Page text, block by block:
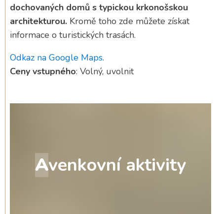
dochovaných domů s typickou krkonošskou
architekturou. Kromě toho zde můžete získat
informace o turistických trasách.
Odkaz na Google Maps.
Ceny vstupného: Volný, uvolnit
Avenkovní aktivity